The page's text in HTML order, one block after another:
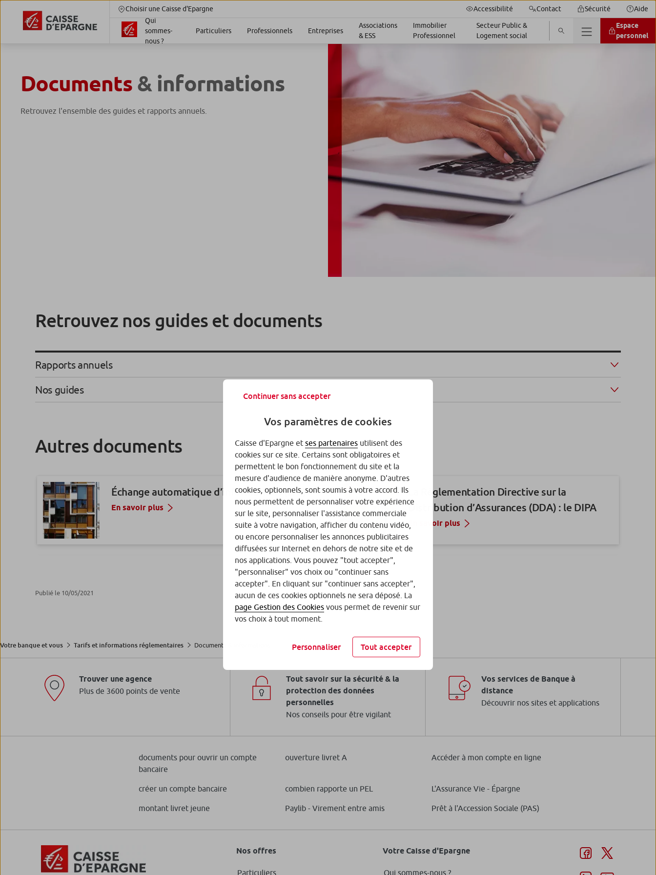
Choisir une Caisse d'Epargne Accessibilité Contact Sécurité
Aide
Qui
sommes-
nous ?
Particuliers Professionnels Entreprises
Associations
& ESS
Immobilier
Professionnel
Secteur Public &
Logement social
Espace
personnel
Documents & informations
Retrouvez l'ensemble des guides et rapports annuels.
Retrouvez nos guides et documents
Rapports annuels
Nos guides
Autres documents
Échange automatique d’informations (EAI)
En savoir plus
La Réglementation Directive sur la
Distribution d’Assurances (DDA) : le DIPA
En savoir plus
Assurances des emprunteurs: libre choix et
Résolution
En savoir plus
Comptes inactifs et contrats en déshérence
Documents d’informations clés pour
l’investisseur (DIC/DICI/DIP)
En savoir plus
Règlementation SFDR
En savoir plus
Publié le 10/05/2021
Votre banque et vous Tarifs et informations réglementaires Documents & informations
Trouver une agence
Plus de 3600 points de vente
Tout savoir sur la sécurité & la
protection des données
personnelles
Nos conseils pour être vigilant
Vos services de Banque à
distance
Découvrir nos sites et applications
documents pour ouvrir un compte
bancaire
ouverture livret A Accéder à mon compte en ligne
créer un compte bancaire combien rapporte un PEL L'Assurance Vie - Épargne
montant livret jeune Paylib - Virement entre amis Prêt à l'Accession Sociale (PAS)
Nos offres
Particuliers
Votre Caisse d'Epargne
Qui sommes-nous ?
Continuer sans accepter
Vos paramètres de cookies
Caisse d'Epargne et ses partenaires utilisent des
cookies sur ce site. Certains sont obligatoires et
permettent le bon fonctionnement du site et la
mesure d'audience de manière anonyme. D'autres
cookies, optionnels, sont soumis à votre accord. Ils
nous permettent de personnaliser votre expérience
sur le site, personnaliser l'assistance commerciale
suite à votre navigation, afficher du contenu vidéo,
ou encore personnaliser les annonces publicitaires
diffusées sur Internet en dehors de notre site et de
nos applications. Vous pouvez "tout accepter",
"personnaliser" vos choix ou "continuer sans
accepter". En cliquant sur "continuer sans accepter",
aucun de ces cookies optionnels ne sera déposé. La
page Gestion des Cookies vous permet de revenir sur
vos choix à tout moment.
Personnaliser Tout accepter